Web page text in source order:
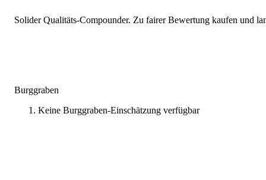
Solider Qualitäts-Compounder. Zu fairer Bewertung kaufen und
Burggraben
Keine Burggraben-Einschätzung verfügbar